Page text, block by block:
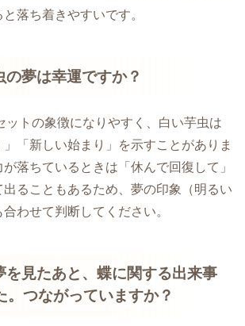
落ち着きやすいです。
の夢は幸運ですか？
ットの象徴になりやすく、白い芋虫は
」「新しい始まり」を示すことがありま
落ちているときは「休んで回復して」
出ることもあるため、夢の印象（明るい
わせて判断してください。
を見たあと、蝶に関する出来事
。つながっていますか？